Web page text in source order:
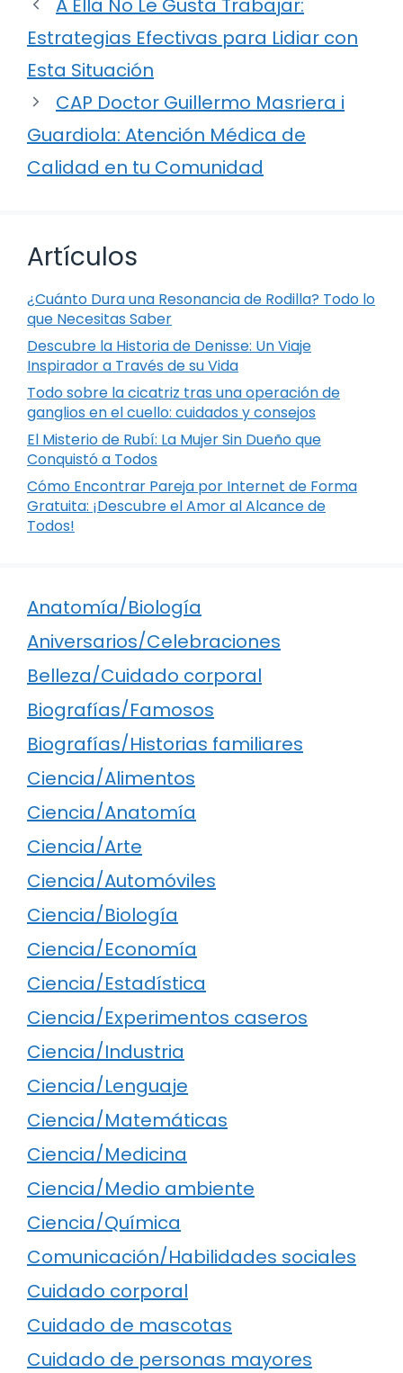
A Ella No Le Gusta Trabajar:
Estrategias Efectivas para Lidiar con
Esta Situación
CAP Doctor Guillermo Masriera i
Guardiola: Atención Médica de
Calidad en tu Comunidad
Artículos
¿Cuánto Dura una Resonancia de Rodilla? Todo lo
que Necesitas Saber
Descubre la Historia de Denisse: Un Viaje
Inspirador a Través de su Vida
Todo sobre la cicatriz tras una operación de
ganglios en el cuello: cuidados y consejos
El Misterio de Rubí: La Mujer Sin Dueño que
Conquistó a Todos
Cómo Encontrar Pareja por Internet de Forma
Gratuita: ¡Descubre el Amor al Alcance de
Todos!
Anatomía/Biología
Aniversarios/Celebraciones
Belleza/Cuidado corporal
Biografías/Famosos
Biografías/Historias familiares
Ciencia/Alimentos
Ciencia/Anatomía
Ciencia/Arte
Ciencia/Automóviles
Ciencia/Biología
Ciencia/Economía
Ciencia/Estadística
Ciencia/Experimentos caseros
Ciencia/Industria
Ciencia/Lenguaje
Ciencia/Matemáticas
Ciencia/Medicina
Ciencia/Medio ambiente
Ciencia/Química
Comunicación/Habilidades sociales
Cuidado corporal
Cuidado de mascotas
Cuidado de personas mayores